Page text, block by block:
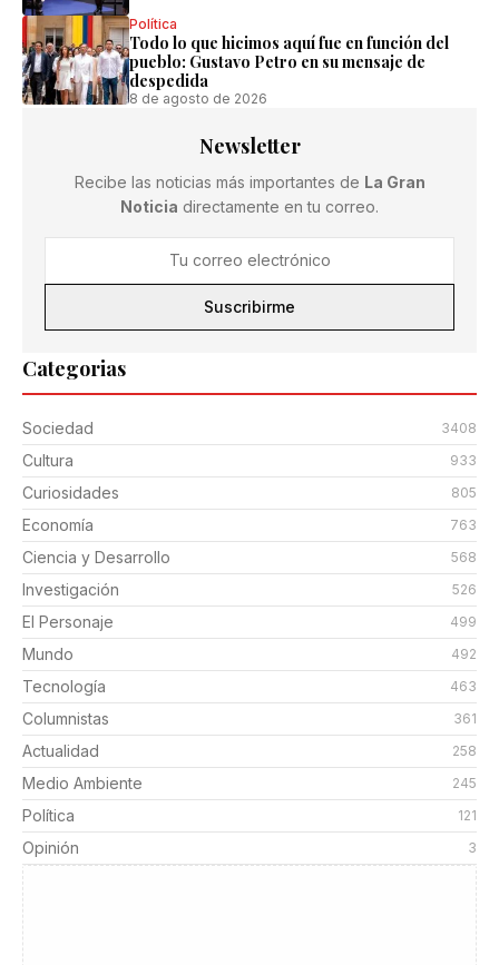
Política
Todo lo que hicimos aquí fue en función del
pueblo: Gustavo Petro en su mensaje de
despedida
8 de agosto de 2026
Categorias
Sociedad 3408
Cultura 933
Curiosidades 805
Economía 763
Ciencia y Desarrollo 568
Investigación 526
El Personaje 499
Mundo 492
Tecnología 463
Columnistas 361
Actualidad 258
Medio Ambiente 245
Política 121
Opinión 3
Newsletter
Recibe las noticias más importantes de La Gran
Noticia directamente en tu correo.
Suscribirme